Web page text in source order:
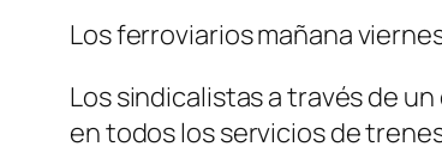
Los ferroviarios mañana
Los sindicalistas a través de
en todos los servicios de